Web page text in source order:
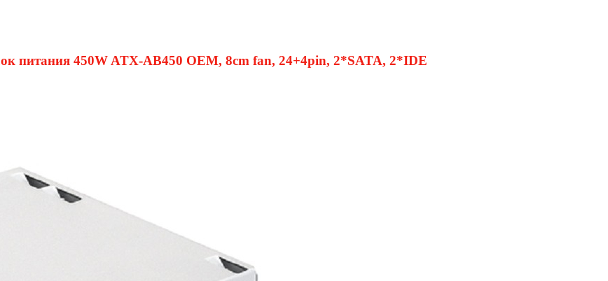
питания 450W ATX-AB450 OEM, 8cm fan, 24+4pin, 2*SATA, 2*IDE